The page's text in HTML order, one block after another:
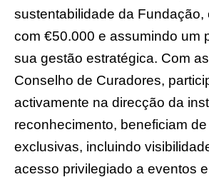
sustentabilidade da Fundação,
com €50.000 e assumindo um
sua gestão estratégica. Com
Conselho de Curadores,
activamente na direcção da
reconhecimento, beneficiam
exclusivas, incluindo
acesso privilegiado a eventos